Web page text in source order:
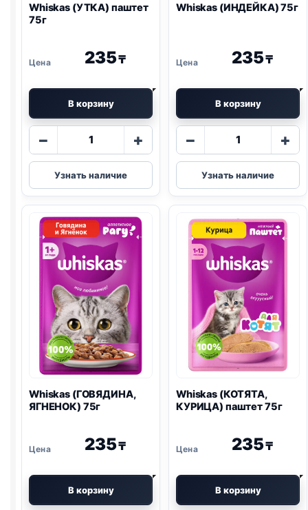
Whiskas (УТКА) паштет
75г
235₸
В корзину
−
Количество
Whiskas
(УТКА)
паштет
+
Узнать наличие
Whiskas (ИНДЕЙКА) 75г
235₸
В корзину
−
Количество
Whiskas
(ИНДЕЙКА)
75г
+
Узнать наличие
Whiskas (ГОВЯДИНА,
ЯГНЕНОК) 75г
235₸
В корзину
Whiskas (КОТЯТА,
КУРИЦА) паштет 75г
235₸
В корзину